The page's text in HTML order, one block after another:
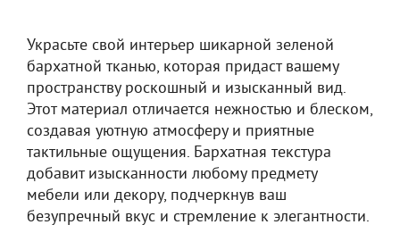
Украсьте свой интерьер шикарной зеленой
бархатной тканью, которая придаст вашему
пространству роскошный и изысканный вид.
Этот материал отличается нежностью и блеском,
создавая уютную атмосферу и приятные
тактильные ощущения. Бархатная текстура
добавит изысканности любому предмету
мебели или декору, подчеркнув ваш
безупречный вкус и стремление к элегантности.